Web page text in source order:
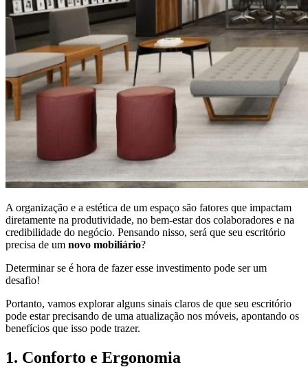
A organização e a estética de um espaço são fatores que impactam
diretamente na produtividade, no bem-estar dos colaboradores e na
credibilidade do negócio. Pensando nisso, será que seu escritório
precisa de um novo mobiliário?
Determinar se é hora de fazer esse investimento pode ser um
desafio!
Portanto, vamos explorar alguns sinais claros de que seu escritório
pode estar precisando de uma atualização nos móveis, apontando os
benefícios que isso pode trazer.
1. Conforto e Ergonomia